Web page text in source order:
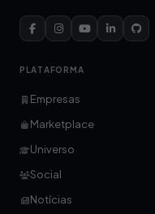
PLATAFORMA
Empresas
Marketplace
Universo
Social
Notícias